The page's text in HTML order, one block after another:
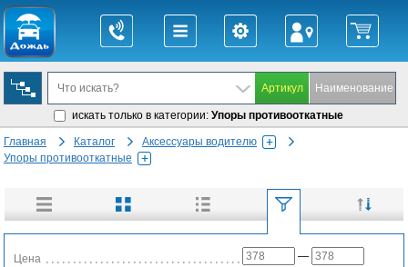
искать только в категории: Упоры противооткатные
Главная Каталог
Аксессуары водителю
Упоры противооткатные
Цена —